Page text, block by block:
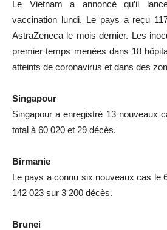
Le Vietnam a annoncé qu’il
vaccination lundi. Le pays a reçu
AstraZeneca le mois dernier. Les
premier temps menées dans 18
atteints de coronavirus et dans des
Singapour
Singapour a enregistré 13 nouveaux
total à 60 020 et 29 décès.
Birmanie
Le pays a connu six nouveaux cas le
142 023 sur 3 200 décès.
Brunei